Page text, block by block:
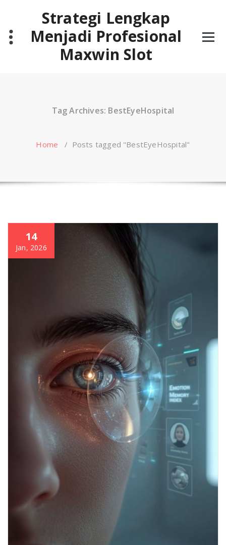
Strategi Lengkap
Menjadi Profesional
Maxwin Slot
Tag Archives: BestEyeHospital
Home / Posts tagged "BestEyeHospital"
14
Jan, 2026